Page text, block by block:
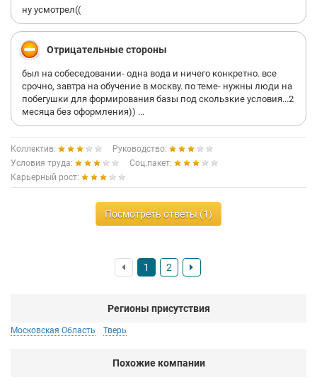
ну усмотрел((
Отрицательные стороны
был на собеседовании- одна вода и ничего конкретно. все
срочно, завтра на обучение в москву. по теме- нужны люди на
побегушки для формирования базы под скользкие условия...2
месяца без оформления)) ...
Коллектив:
Руководство:
Условия труда:
Соц.пакет:
Карьерный рост:
Посмотреть ответы (1)
1 2
Регионы присутствия
Московская Область Тверь
Похожие компании